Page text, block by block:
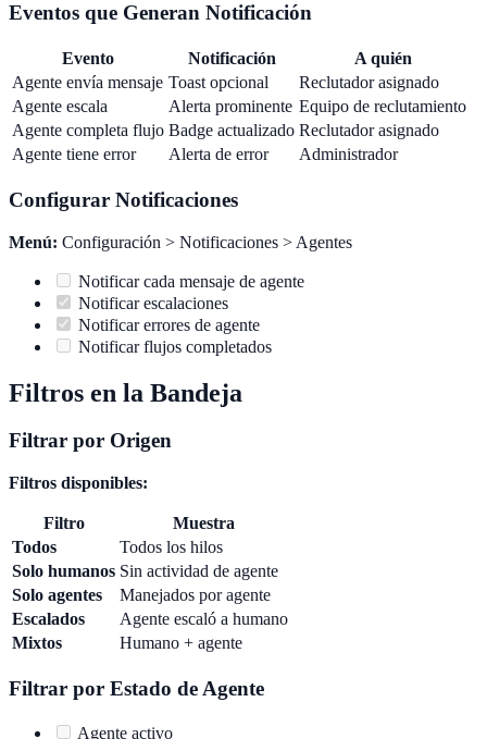
Eventos que Generan Notificación
Evento Notificación
A quién
Agente envía mensaje Toast opcional
Reclutador asignado
Agente escala
Alerta prominente Equipo de reclutamiento
Agente completa flujo Badge actualizado Reclutador asignado
Agente tiene error
Alerta de error Administrador
Configurar Notificaciones
Menú: Configuración > Notificaciones > Agentes
Notificar cada mensaje de agente
Notificar escalaciones
Notificar errores de agente
Notificar flujos completados
Filtros en la Bandeja
Filtrar por Origen
Filtros disponibles:
Filtro
Muestra
Todos
Todos los hilos
Solo humanos Sin actividad de agente
Solo agentes
Manejados por agente
Escalados
Agente escaló a humano
Mixtos
Humano + agente
Filtrar por Estado de Agente
Agente activo